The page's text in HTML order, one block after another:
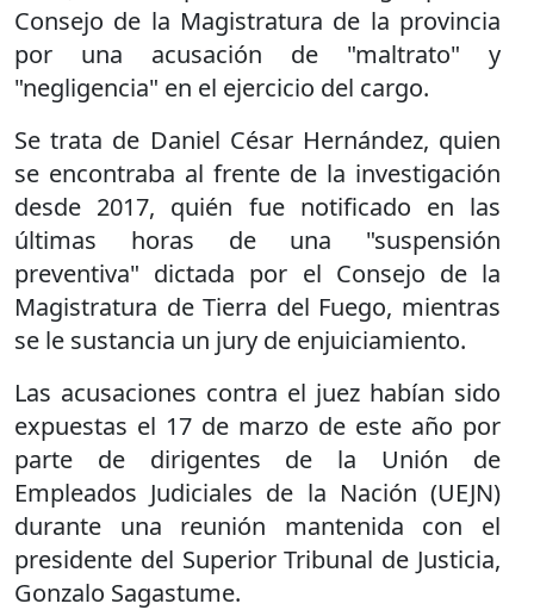
Consejo de la Magistratura de la provincia
por una acusación de "maltrato" y
"negligencia" en el ejercicio del cargo.
Se trata de Daniel César Hernández, quien
se encontraba al frente de la investigación
desde 2017, quién fue notificado en las
últimas horas de una "suspensión
preventiva" dictada por el Consejo de la
Magistratura de Tierra del Fuego, mientras
se le sustancia un jury de enjuiciamiento.
Las acusaciones contra el juez habían sido
expuestas el 17 de marzo de este año por
parte de dirigentes de la Unión de
Empleados Judiciales de la Nación (UEJN)
durante una reunión mantenida con el
presidente del Superior Tribunal de Justicia,
Gonzalo Sagastume.